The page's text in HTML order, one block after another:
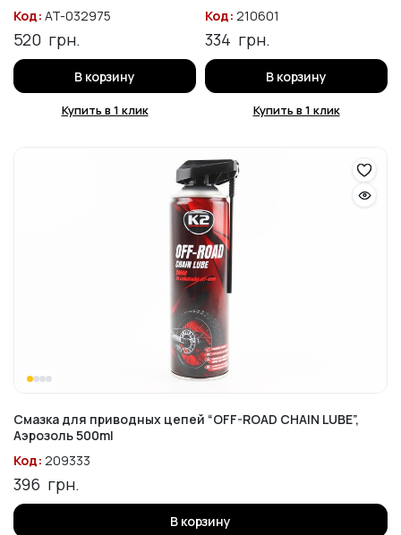
Код: AT-032975
520 грн.
В корзину
Купить в 1 клик
Код: 210601
334 грн.
В корзину
Купить в 1 клик
Смазка для приводных цепей “OFF-ROAD CHAIN LUBE”,
Аэрозоль 500ml
Код: 209333
396 грн.
В корзину